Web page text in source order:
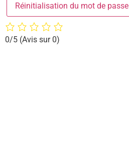
Réinitialisation du mot de passe
0/5 (Avis sur 0)